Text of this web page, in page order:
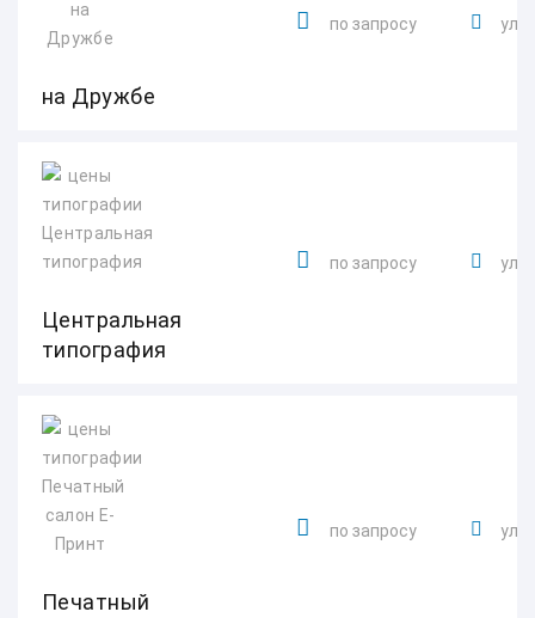
на Дружбе
по запросу ул.
Центральная
типография
по запросу ул.
Печатный
по запросу ул.